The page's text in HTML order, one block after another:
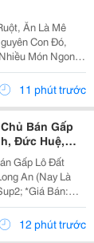
Ăn Là Mê
Con Đó,
Món Ngon
Kg &Ndash; 3-6...
11 phút trước
Bán Gấp
Đức Huệ,
Gấp Lô Đất
An (Nay Là
*Giá Bán:
- Đất Bằng
-...
12 phút trước